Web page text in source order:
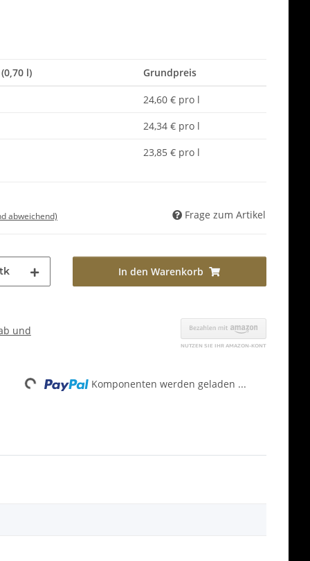
l) Grundpreis
24,60 € pro l
24,34 € pro l
23,85 € pro l
abweichend) Frage zum Artikel
In den Warenkorb
und
Loading... Komponenten werden geladen ...